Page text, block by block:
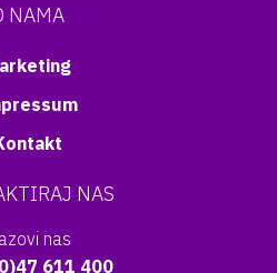
NAMA
NAS
nas
611 400